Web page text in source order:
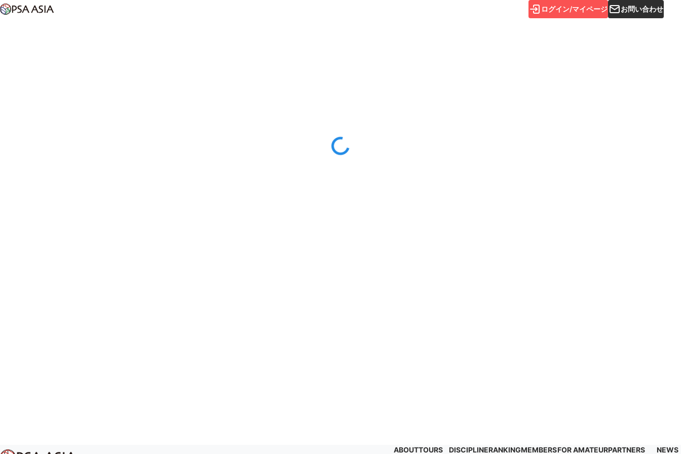
ログイン/マイページ お問い合わせ
ABOUTTOURS DISCIPLINERANKINGMEMBERSFOR AMATEURPARTNERS NEWS